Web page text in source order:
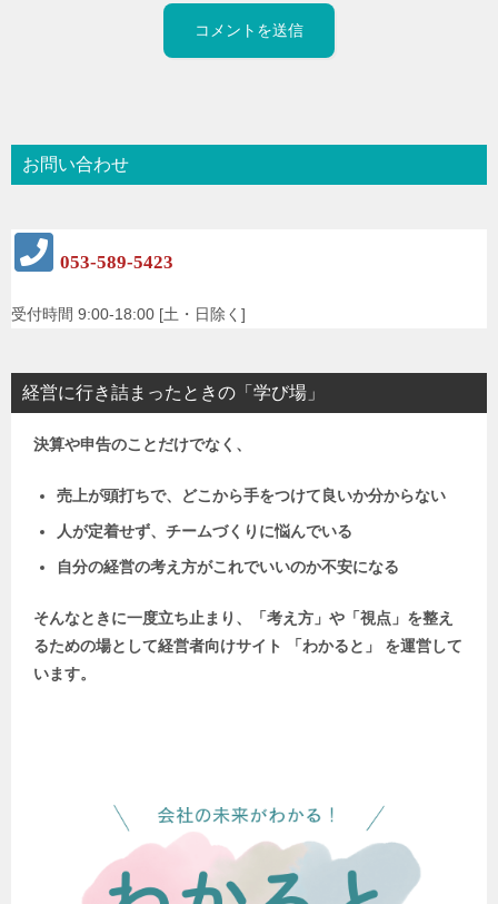
お問い合わせ
053-589-5423
受付時間 9:00-18:00 [土・日除く]
経営に行き詰まったときの「学び場」
決算や申告のことだけでなく、
売上が頭打ちで、どこから手をつけて良いか分からない
人が定着せず、チームづくりに悩んでいる
自分の経営の考え方がこれでいいのか不安になる
そんなときに一度立ち止まり、「考え方」や「視点」を整え
るための場として経営者向けサイト 「わかると」 を運営して
います。